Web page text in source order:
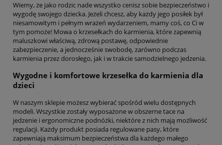
Wiemy, że jako rodzic nade wszystko cenisz sobie bezpieczeństwo i
wygodę swojego dziecka. Jeżeli chcesz, aby każdy jego posiłek był
niesamowitym i pełnym wrażeń wydarzeniem, mamy coś, co Ci w
tym pomoże! Mowa o krzesełkach do karmienia, które zapewnią
maluszkowi właściwą, zdrową postawę, odpowiednie
zabezpieczenie, a jednocześnie swobodę, zarówno podczas
karmienia przez dorosłego, jak i w trakcie samodzielnego jedzenia.
Wygodne i komfortowe krzesełka do karmienia dla
dzieci
W naszym sklepie możesz wybierać spośród wielu dostępnych
modeli. Wszystkie zostały wyposażone w obszerne tace na
jedzenie i ergonomiczne podnóżki, niektóre z nich mają możliwość
regulacji. Każdy produkt posiada regulowane pasy, które
zapewniają maksimum bezpieczeństwa dla każdego małego